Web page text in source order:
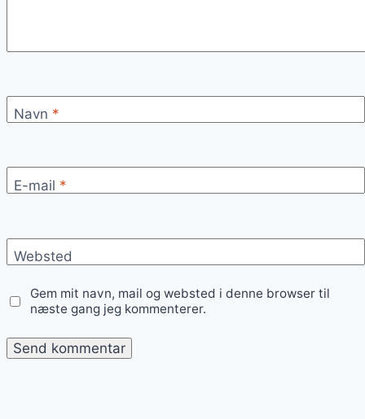
Navn *
E-mail *
Websted
Gem mit navn, mail og websted i denne browser til
næste gang jeg kommenterer.